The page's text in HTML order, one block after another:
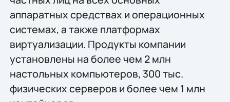
аппаратных средствах и операционных
системах, а также платформах
виртуализации. Продукты компании
установлены на более чем 2 млн
настольных компьютеров, 300 тыс.
физических серверов и более чем 1 млн